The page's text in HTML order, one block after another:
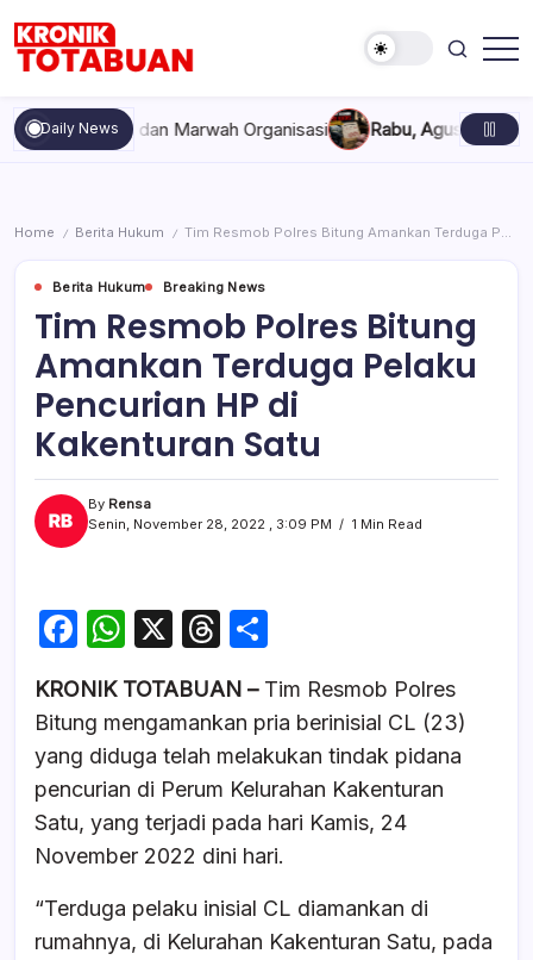
content
Totabuan
hari
ini
Kronik
Daily Newsdan Marwah Organisasi Rabu, Agustus 5, 2026 ,
Home / Berita Hukum / Tim Resmob Polres Bitung Amankan Terduga Pelaku Pencurian HP di Kakenturan Satu
Berita Hukum Breaking News
Tim Resmob Polres Bitung
Amankan Terduga Pelaku
Pencurian HP di
Kakenturan Satu
By Rensa
Senin, November 28, 2022 , 3:09 PM
1 Min Read
F
c
e
b
o
o
k
W
at
s
A
p
p
X
T
e
a
d
s
ar
e
KRONIK TOTABUAN –Tim Resmob Polres
Bitung mengamankan pria berinisial CL (23)
yang diduga telah melakukan tindak pidana
pencurian di Perum Kelurahan Kakenturan
Satu, yang terjadi pada hari Kamis, 24
November 2022 dini hari.
“Terduga pelaku inisial CL diamankan di
rumahnya, di Kelurahan Kakenturan Satu, pada